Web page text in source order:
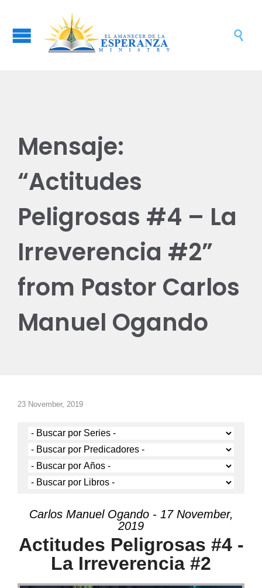

Mensaje:
“Actitudes
Peligrosas #4 – La
Irreverencia #2”
from Pastor Carlos
Manuel Ogando
23 November, 2019
Carlos Manuel Ogando - 17 November,
2019
Actitudes Peligrosas #4 -
La Irreverencia #2